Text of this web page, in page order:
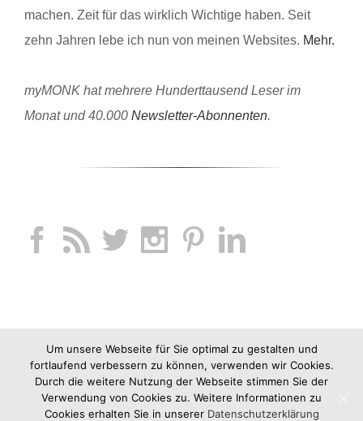
machen. Zeit für das wirklich Wichtige haben. Seit
zehn Jahren lebe ich nun von meinen Websites. Mehr.
myMONK hat mehrere Hunderttausend Leser im
Monat und 40.000 Newsletter-Abonnenten.
Um unsere Webseite für Sie optimal zu gestalten und
fortlaufend verbessern zu können, verwenden wir Cookies.
Durch die weitere Nutzung der Webseite stimmen Sie der
Verwendung von Cookies zu. Weitere Informationen zu
Cookies erhalten Sie in unserer Datenschutzerklärung